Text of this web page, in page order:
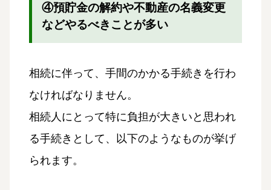
④預貯金の解約や不動産の名義変更
などやるべきことが多い
相続に伴って、手間のかかる手続きを行わ
なければなりません。
相続人にとって特に負担が大きいと思われ
る手続きとして、以下のようなものが挙げ
られます。